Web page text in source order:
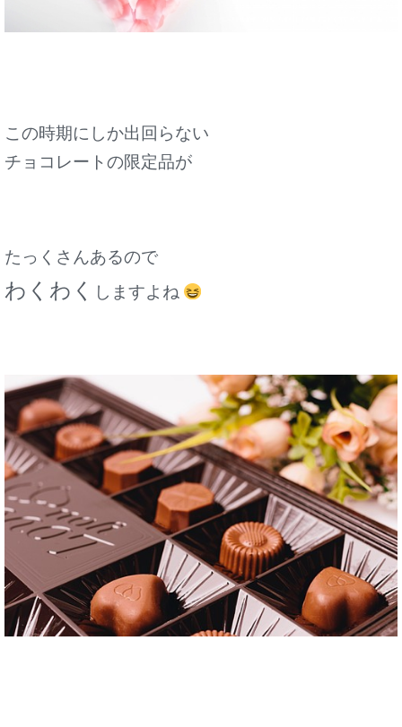
この時期にしか出回らない
チョコレートの限定品が
たっくさんあるので
わくわく しますよね